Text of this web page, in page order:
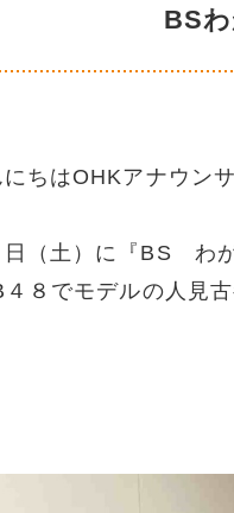
BS
ちはOHKアナウン
日（土）に『BS わ
８でモデルの人見